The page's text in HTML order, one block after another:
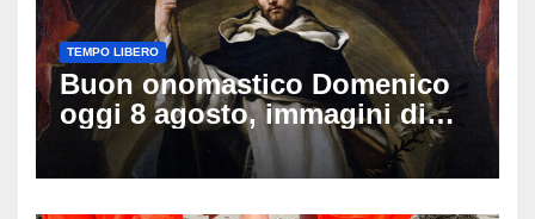
TEMPO LIBERO
Buon onomastico Domenico
oggi 8 agosto, immagini di
auguri da condividere